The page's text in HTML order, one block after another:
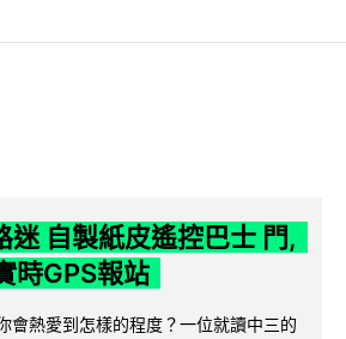
迷 自製紙皮遙控巴士 門,
時GPS報站
會熱愛到怎樣的程度？一位就讀中三的